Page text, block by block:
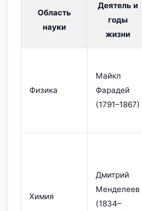
Область
науки
Деятель и
годы
жизни
Физика
Майкл
Фарадей
(1791–1867)
Химия
Дмитрий
Менделеев
(1834–